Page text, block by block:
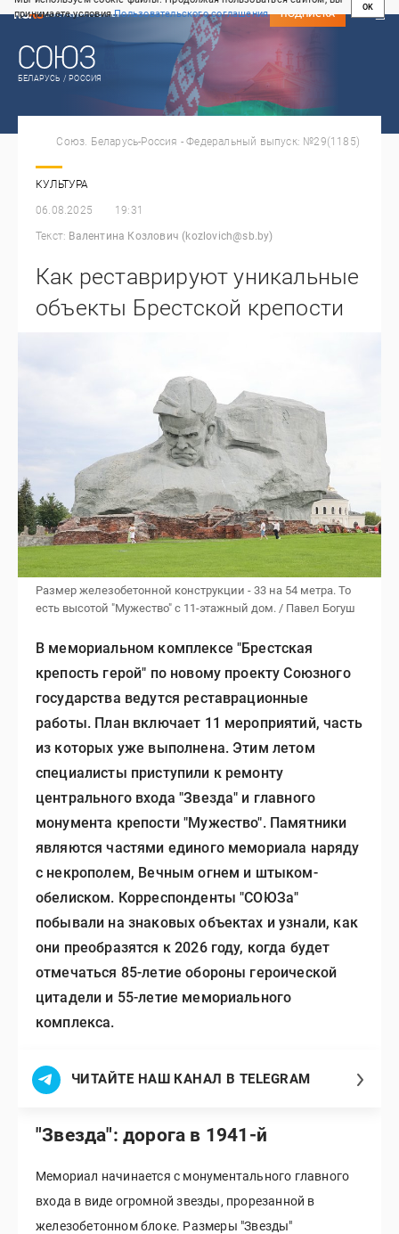
принимаете условияПользовательского соглашения
OK
СВЕЖИЙ НОМЕР
ПОДПИСКА
БЕЛАРУСЬ / РОССИЯ
КУЛЬТУРА
06.08.2025 19:31
Текст: Валентина Козлович (kozlovich@sb.by)
Союз. Беларусь-Россия - Федеральный выпуск: №29(1185)
Как реставрируют уникальные
объекты Брестской крепости
Размер железобетонной конструкции - 33 на 54 метра. То
есть высотой "Мужество" с 11-этажный дом. / Павел Богуш
В мемориальном комплексе "Брестская
крепость герой" по новому проекту Союзного
государства ведутся реставрационные
работы. План включает 11 мероприятий, часть
из которых уже выполнена. Этим летом
специалисты приступили к ремонту
центрального входа "Звезда" и главного
монумента крепости "Мужество". Памятники
являются частями единого мемориала наряду
с некрополем, Вечным огнем и штыком-
обелиском. Корреспонденты "СОЮЗа"
побывали на знаковых объектах и узнали, как
они преобразятся к 2026 году, когда будет
отмечаться 85-летие обороны героической
цитадели и 55-летие мемориального
комплекса.
ЧИТАЙТЕ НАШ КАНАЛ В TELEGRAM
"Звезда": дорога в 1941-й
Мемориал начинается с монументального главного
входа в виде огромной звезды, прорезанной в
железобетонном блоке. Размеры "Звезды"